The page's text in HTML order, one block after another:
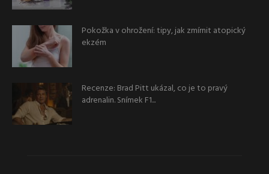
Pokožka v ohrožení: tipy, jak zmírnit atopický
ekzém
Recenze: Brad Pitt ukázal, co je to pravý
adrenalin. Snímek F1...